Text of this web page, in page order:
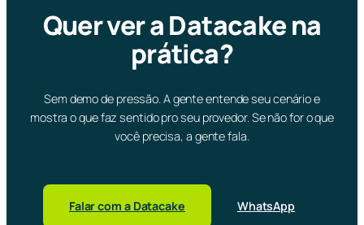
Quer ver a Datacake na
prática?
Sem demo de pressão. A gente entende seu cenário e
mostra o que faz sentido pro seu provedor. Se não for o que
você precisa, a gente fala.
Falar com a Datacake WhatsApp